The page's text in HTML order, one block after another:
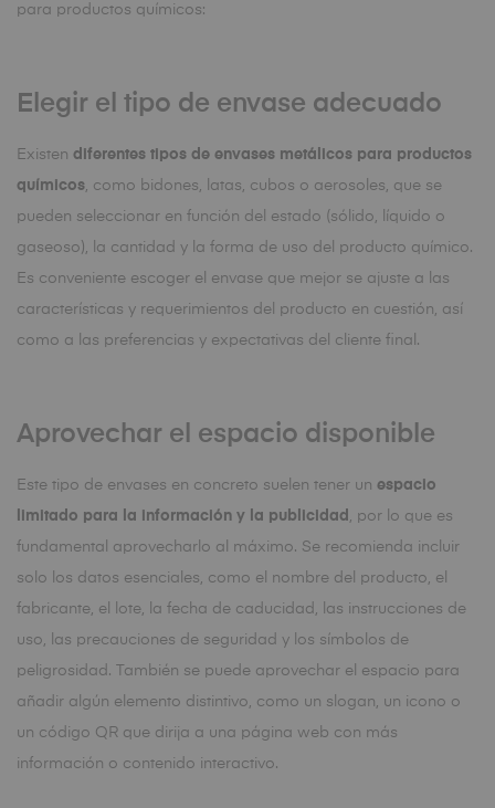
para productos químicos:
Elegir el tipo de envase adecuado
Existen diferentes tipos de envases metálicos para productos
químicos, como bidones, latas, cubos o aerosoles, que se
pueden seleccionar en función del estado (sólido, líquido o
gaseoso), la cantidad y la forma de uso del producto químico.
Es conveniente escoger el envase que mejor se ajuste a las
características y requerimientos del producto en cuestión, así
como a las preferencias y expectativas del cliente final.
Aprovechar el espacio disponible
Este tipo de envases en concreto suelen tener un espacio
limitado para la información y la publicidad , por lo que es
fundamental aprovecharlo al máximo. Se recomienda incluir
solo los datos esenciales, como el nombre del producto, el
fabricante, el lote, la fecha de caducidad, las instrucciones de
uso, las precauciones de seguridad y los símbolos de
peligrosidad. También se puede aprovechar el espacio para
añadir algún elemento distintivo, como un slogan, un icono o
un código QR que dirija a una página web con más
información o contenido interactivo.